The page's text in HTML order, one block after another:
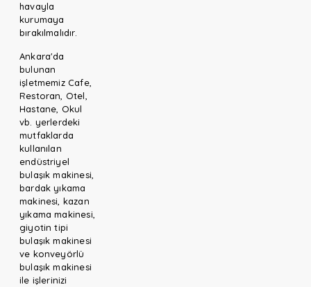
havayla
kurumaya
bırakılmalıdır.
Ankara'da
bulunan
işletmemiz Cafe,
Restoran, Otel,
Hastane, Okul
vb. yerlerdeki
mutfaklarda
kullanılan
endüstriyel
bulaşık makinesi,
bardak yıkama
makinesi, kazan
yıkama makinesi,
giyotin tipi
bulaşık makinesi
ve konveyörlü
bulaşık makinesi
ile işlerinizi